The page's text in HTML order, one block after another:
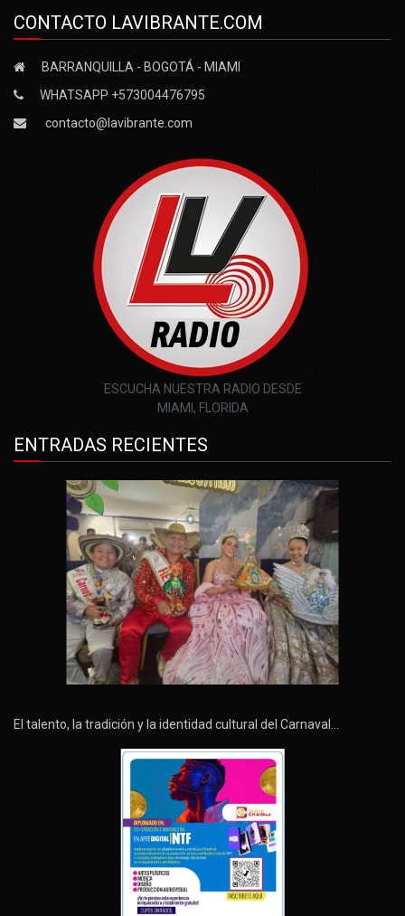
CONTACTO LAVIBRANTE.COM
BARRANQUILLA - BOGOTÁ - MIAMI
WHATSAPP +573004476795
contacto@lavibrante.com
ESCUCHA NUESTRA RADIO DESDE
MIAMI, FLORIDA
ENTRADAS RECIENTES
El talento, la tradición y la identidad cultural del Carnaval…